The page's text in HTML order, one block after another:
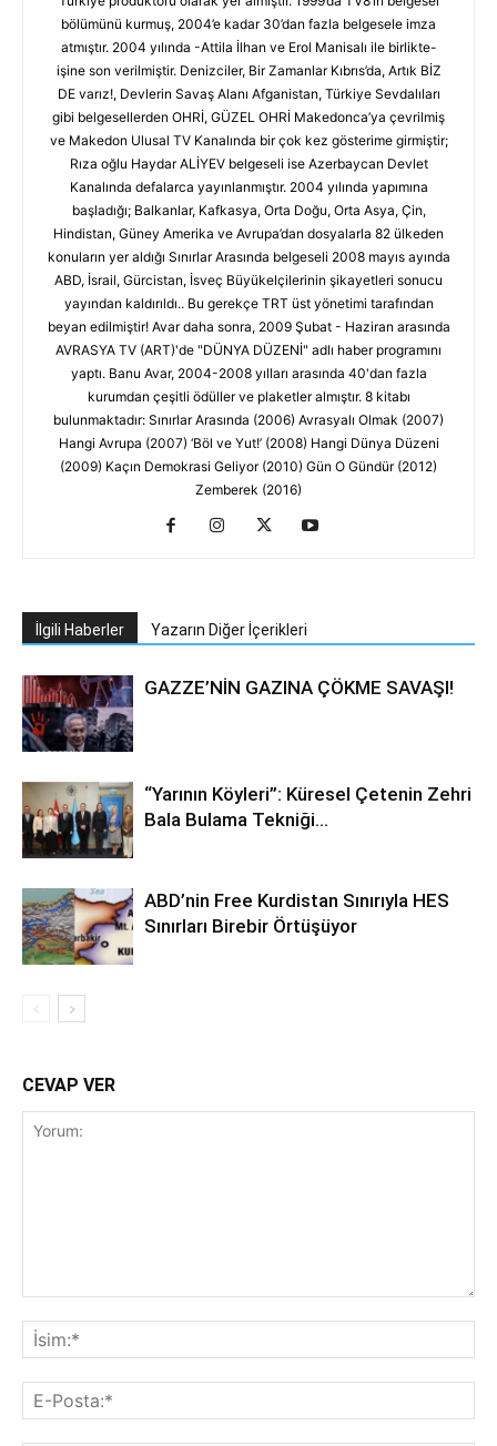
bölümünü kurmuş, 2004’e kadar 30’dan fazla belgesele imza
atmıştır. 2004 yılında -Attila İlhan ve Erol Manisalı ile birlikte-
işine son verilmiştir. Denizciler, Bir Zamanlar Kıbrıs’da, Artık BİZ
DE varız!, Devlerin Savaş Alanı Afganistan, Türkiye Sevdalıları
gibi belgesellerden OHRİ, GÜZEL OHRİ Makedonca’ya çevrilmiş
ve Makedon Ulusal TV Kanalında bir çok kez gösterime girmiştir;
Rıza oğlu Haydar ALİYEV belgeseli ise Azerbaycan Devlet
Kanalında defalarca yayınlanmıştır. 2004 yılında yapımına
başladığı; Balkanlar, Kafkasya, Orta Doğu, Orta Asya, Çin,
Hindistan, Güney Amerika ve Avrupa’dan dosyalarla 82 ülkeden
konuların yer aldığı Sınırlar Arasında belgeseli 2008 mayıs ayında
ABD, İsrail, Gürcistan, İsveç Büyükelçilerinin şikayetleri sonucu
yayından kaldırıldı.. Bu gerekçe TRT üst yönetimi tarafından
beyan edilmiştir! Avar daha sonra, 2009 Şubat - Haziran arasında
AVRASYA TV (ART)'de "DÜNYA DÜZENİ" adlı haber programını
yaptı. Banu Avar, 2004-2008 yılları arasında 40'dan fazla
kurumdan çeşitli ödüller ve plaketler almıştır. 8 kitabı
bulunmaktadır: Sınırlar Arasında (2006) Avrasyalı Olmak (2007)
Hangi Avrupa (2007) ‘Böl ve Yut!’ (2008) Hangi Dünya Düzeni
(2009) Kaçın Demokrasi Geliyor (2010) Gün O Gündür (2012)
Zemberek (2016)
İlgili Haberler Yazarın Diğer İçerikleri
GAZZE’NİN GAZINA ÇÖKME SAVAŞI!
“Yarının Köyleri”: Küresel Çetenin Zehri
Bala Bulama Tekniği…
ABD’nin Free Kurdistan Sınırıyla HES
Sınırları Birebir Örtüşüyor
CEVAP VER